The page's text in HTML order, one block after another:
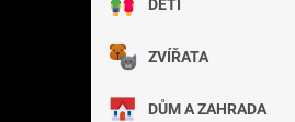
DĚTI
ZVÍŘATA
DŮM A ZAHRADA